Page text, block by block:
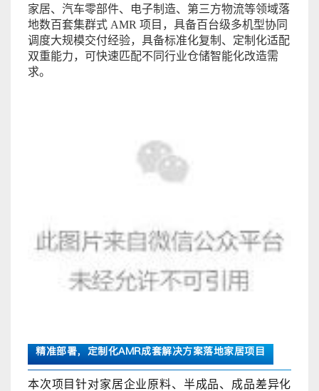
家居、汽车零部件、电子制造、第三方物流等领域落
地数百套集群式 AMR 项目，具备百台级多机型协同
调度大规模交付经验，具备标准化复制、定制化适配
双重能力，可快速匹配不同行业仓储智能化改造需
求。
精准部署，定制化AMR成套解决方案落地家居项目
本次项目针对家居企业原料、半成品、成品差异化